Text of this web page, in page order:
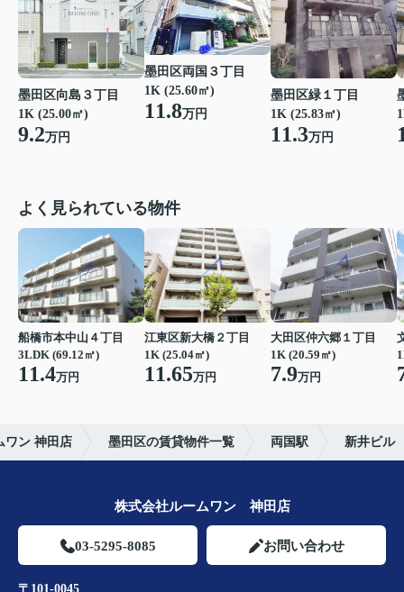
墨田区向島３丁目
1K (25.00㎡)
9.2万円
墨田区両国３丁目
1K (25.60㎡)
11.8万円
墨田区緑１丁目
1K (25.83㎡)
11.3万円
よく見られている物件
船橋市本中山４丁目
3LDK (69.12㎡)
11.4万円
江東区新大橋２丁目
1K (25.04㎡)
11.65万円
大田区仲六郷１丁目
1K (20.59㎡)
7.9万円
ワン 神田店 墨田区の賃貸物件一覧 両国駅 新井ビル
株式会社ルームワン 神田店
03-5295-8085 お問い合わせ
〒101-0045